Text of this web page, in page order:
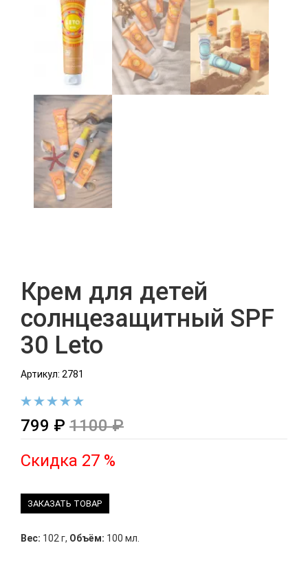
Крем для детей
солнцезащитный SPF
30 Leto
Артикул: 2781
799 ₽ 1100 ₽
Скидка 27 %
ЗАКАЗАТЬ ТОВАР
Вес: 102 г, Объём: 100 мл.